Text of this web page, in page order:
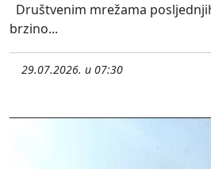
Društvenim mrežama
brzino...
29.07.2026. u 07:30